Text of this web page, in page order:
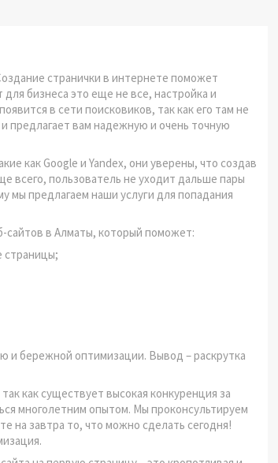
странички в интернете поможет
бизнеса это еще не все, настройка и
в сети поисковиков, так как его там не
предлагает вам надежную и очень точную
как Google и Yandex, они уверены, что создав
всего, пользователь не уходит дальше пары
мы предлагаем наши услуги для попадания
в Алматы, который поможет:
страницы;
бережной оптимизации. Вывод – раскрутка
как существует высокая конкуренция за
многолетним опытом. Мы проконсультируем
на завтра то, что можно сделать сегодня!